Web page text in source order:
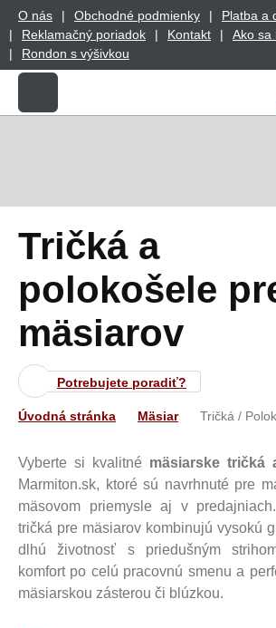
O nás Obchodné podmienky
Platba a
Reklamačný poriadok
Kontakt
Ako sa
Rondon s výšivkou
Tričká a
polokošele
mäsiarov
Potrebujete poradiť?
Úvodná stránka Mäsiar Tričká /
Vyberte si kvalitné mäsiarske tričká
Marmiton.sk, ktoré sú navrhnuté pre
mäsovom priemysle aj v
tričká pre mäsiarov kombinujú vysokú
dlhú životnosť s priedušným
komfort po celú pracovnú smenu a
mäsiarskou zásterou či blúzkou.